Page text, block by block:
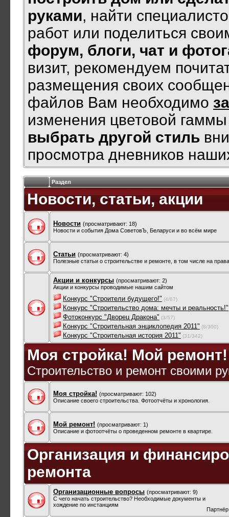
руками, найти
работ или поделиться
форум, блоги, чат и
визит, рекомендуем
размещения своих
файлов Вам необходимо
изменения цветовой
выбрать другой стиль
просмотра дневников
Раздел
Новости, статьи, акции
Новости (просматривают: 18)
Новости и события Дома СоветовЪ, Беларуси и во всём мире
Статьи (просматривают: 4)
Полезные статьи о строительстве и ремонте, в том числе на
Акции и конкурсы (просматривают: 2)
Акции и конкурсы проводимые нашим сайтом
Конкурс "Строители будущего!" (4/67)
Конкурс "Строительство дома: мечты и реальность!"
Фотоконкурс "Дворец Дракона" (3/57)
Конкурс "Строительная энциклопедия 2011" (8/300)
Конкурс "Строительная история 2011" (31/342)
Моя стройка! Мой ремонт!
Строительство и ремонт своими
Моя стройка! (просматривают: 102)
Описание своего строительства. Фотоотчёты и хронология.
Мой ремонт! (просматривают: 1)
Описание и фотоотчёты о проведенном ремонте в квартире.
Организация и
ремонта
Организационные вопросы (просматривают: 9)
С чего начать строительство? Необходимые документы и
хождение по инстанциям